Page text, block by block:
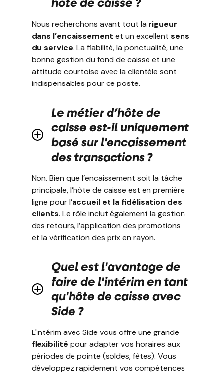
hôte de caisse ?
Nous recherchons avant tout la rigueur
dans l’encaissement et un excellent sens
du service. La fiabilité, la ponctualité, une
bonne gestion du fond de caisse et une
attitude courtoise avec la clientèle sont
indispensables pour ce poste.
Le métier d’hôte de
caisse est-il uniquement
basé sur l'encaissement
des transactions ?
Non. Bien que l’encaissement soit la tâche
principale, l’hôte de caisse est en première
ligne pour l’accueil et la fidélisation des
clients. Le rôle inclut également la gestion
des retours, l’application des promotions
et la vérification des prix en rayon.
Quel est l'avantage de
faire de l'intérim en tant
qu'hôte de caisse avec
Side ?
L'intérim avec Side vous offre une grande
flexibilité pour adapter vos horaires aux
périodes de pointe (soldes, fêtes). Vous
développez rapidement vos compétences